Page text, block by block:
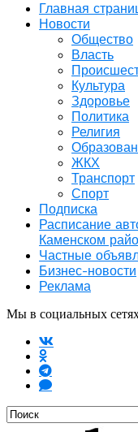
Главная
Новости
Общество
Власть
Культура
Здоровье
Политика
Религия
ЖКХ
Транспорт
Спорт
Подписка
Расписание
Каменском
Частные
Бизнес-новости
Реклама
Мы в социальных